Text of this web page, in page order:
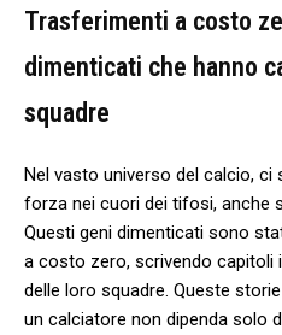
Trasferimenti a costo
dimenticati che hanno
squadre
Nel vasto universo del calcio,
forza nei cuori dei tifosi, anche
Questi geni dimenticati sono
a costo zero, scrivendo capitoli
delle loro squadre. Queste
un calciatore non dipenda solo